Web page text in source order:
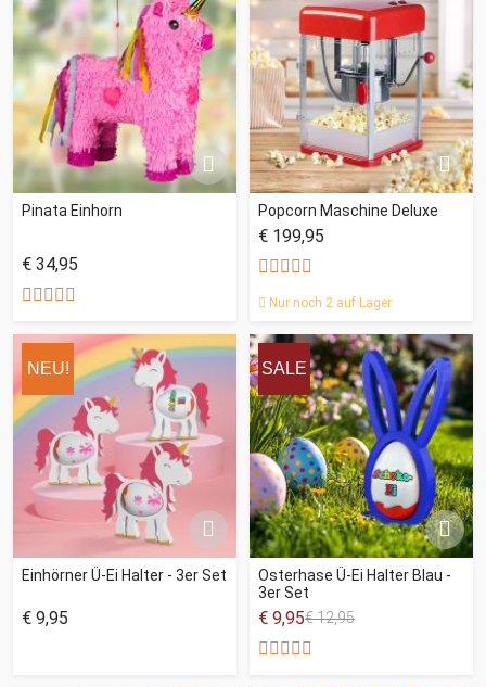
Pinata Einhorn
€ 34,95
Popcorn Maschine Deluxe
€ 199,95
Nur noch 2 auf Lager
NEU!
Einhörner Ü-Ei Halter - 3er Set
€ 9,95
SALE
Osterhase Ü-Ei Halter Blau -
3er Set
€ 9,95€ 12,95